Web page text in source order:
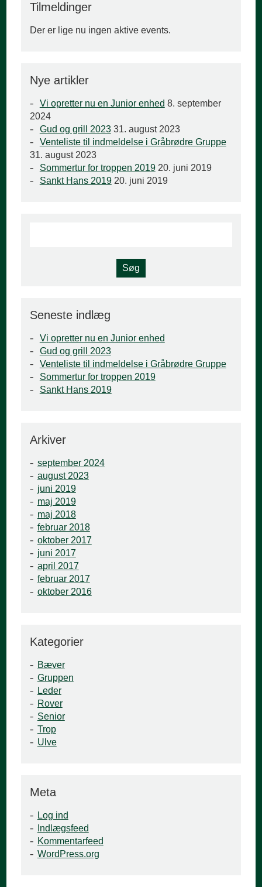
Tilmeldinger
Der er lige nu ingen aktive events.
Nye artikler
Vi opretter nu en Junior enhed 8. september
2024
Gud og grill 2023 31. august 2023
Venteliste til indmeldelse i Gråbrødre Gruppe
31. august 2023
Sommertur for troppen 2019 20. juni 2019
Sankt Hans 2019 20. juni 2019
Seneste indlæg
Vi opretter nu en Junior enhed
Gud og grill 2023
Venteliste til indmeldelse i Gråbrødre Gruppe
Sommertur for troppen 2019
Sankt Hans 2019
Arkiver
september 2024
august 2023
juni 2019
maj 2019
maj 2018
februar 2018
oktober 2017
juni 2017
april 2017
februar 2017
oktober 2016
Kategorier
Bæver
Gruppen
Leder
Rover
Senior
Trop
Ulve
Meta
Log ind
Indlægsfeed
Kommentarfeed
WordPress.org